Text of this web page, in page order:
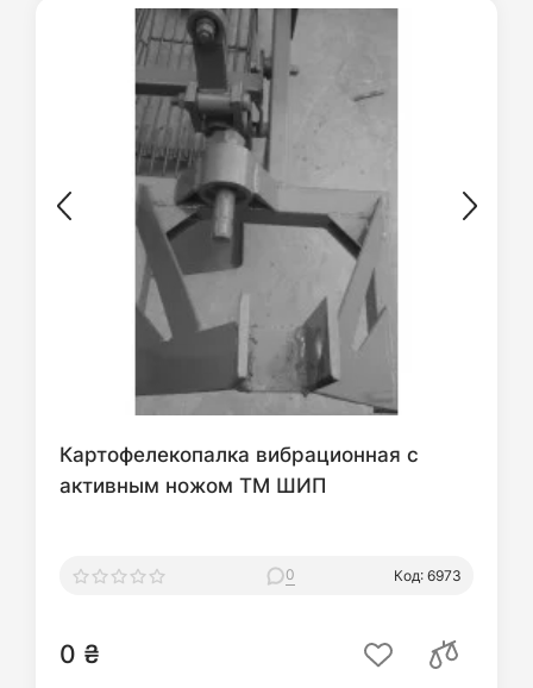
Картофелекопалка вибрационная с
активным ножом ТМ ШИП
0 Код: 6973
0 ₴